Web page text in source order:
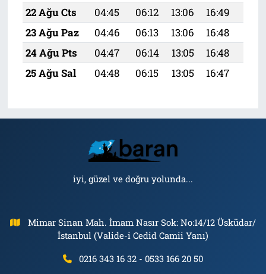
22 Ağu Cts
04:45 06:12 13:06 16:49
23 Ağu Paz
04:46 06:13 13:06 16:48
24 Ağu Pts
04:47 06:14 13:05 16:48
25 Ağu Sal
04:48 06:15 13:05 16:47
iyi, güzel ve doğru yolunda...
Mimar Sinan Mah. İmam Nasır Sok: No:14/12 Üsküdar/
İstanbul (Valide-i Cedid Camii Yanı)
0216 343 16 32 - 0533 166 20 50